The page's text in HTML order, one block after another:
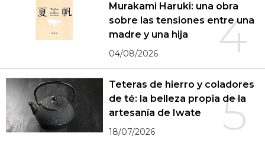
4
Murakami Haruki: una obra
sobre las tensiones entre una
madre y una hija
04/08/2026
5
Teteras de hierro y coladores
de té: la belleza propia de la
artesanía de Iwate
18/07/2026